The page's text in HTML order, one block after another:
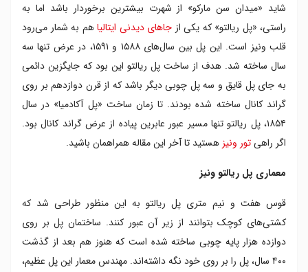
دسترسی به پل ریالتو
شاید «میدان سن مارکو» از شهرت بیشترین برخوردار باشد اما به
راستی، «پل ریالتو» که یکی از جاهای دیدنی ایتالیاهم به شمار می‌رود
قلب ونیز است. این پل بین سال‌های ۱۵۸۸ و ۱۵۹۱، در عرض تنها سه
سال ساخته شد. هدف از ساخت پل ریالتو این بود که جایگزین دائمی
به جای پل قایق و سه پل چوبی دیگر باشد که از قرن دوازدهم بر روی
گراند کانال ساخته شده بودند. تا زمان ساخت «پل آکادمیا» در سال
۱۸۵۴، پل ریالتو تنها مسیر عبور عابرین پیاده از عرض گراند کانال بود.
اگر راهیتور ونیز هستید تا آخر این مقاله همراهمان باشید.
معماری پل ریالتو ونیز
قوس هفت و نیم متری پل ریالتو به این منظور طراحی شد که
کشتی‌های کوچک بتوانند از زیر آن عبور کنند. ساختمان پل بر روی
دوازده هزار پایه چوبی ساخته شده است که هنوز هم بعد از گذشت
۴۰۰ سال، پل را بر روی خود نگه داشته‌اند. مهندس معمار این پل عظیم،